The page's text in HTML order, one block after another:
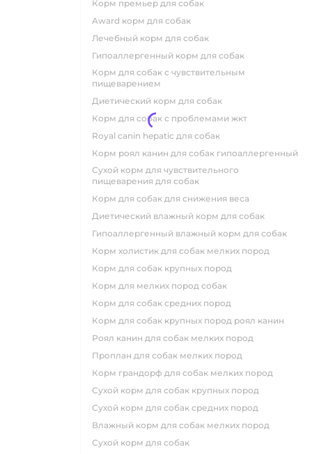
корм премьер для собак
award корм для собак
лечебный корм для собак
гипоаллергенный корм для собак
корм для собак с чувствительным
пищеварением
диетический корм для собак
корм для собак с проблемами жкт
royal canin hepatic для собак
корм роял канин для собак гипоаллергенный
сухой корм для чувствительного
пищеварения для собак
корм для собак для снижения веса
диетический влажный корм для собак
гипоаллергенный влажный корм для собак
корм холистик для собак мелких пород
корм для собак крупных пород
корм для мелких пород собак
корм для собак средних пород
корм для собак крупных пород роял канин
роял канин для собак мелких пород
проплан для собак мелких пород
корм грандорф для собак мелких пород
сухой корм для собак крупных пород
сухой корм для собак средних пород
влажный корм для собак мелких пород
сухой корм для собак